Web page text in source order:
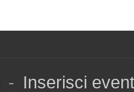
- Inserisci